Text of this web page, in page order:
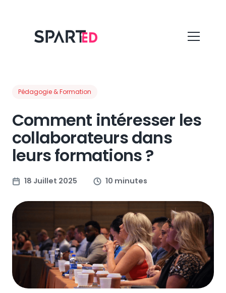
Pédagogie & Formation
Comment intéresser les
collaborateurs dans
leurs formations ?
18 Juillet 2025 10 minutes